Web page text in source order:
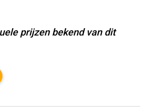
prijzen bekend van dit